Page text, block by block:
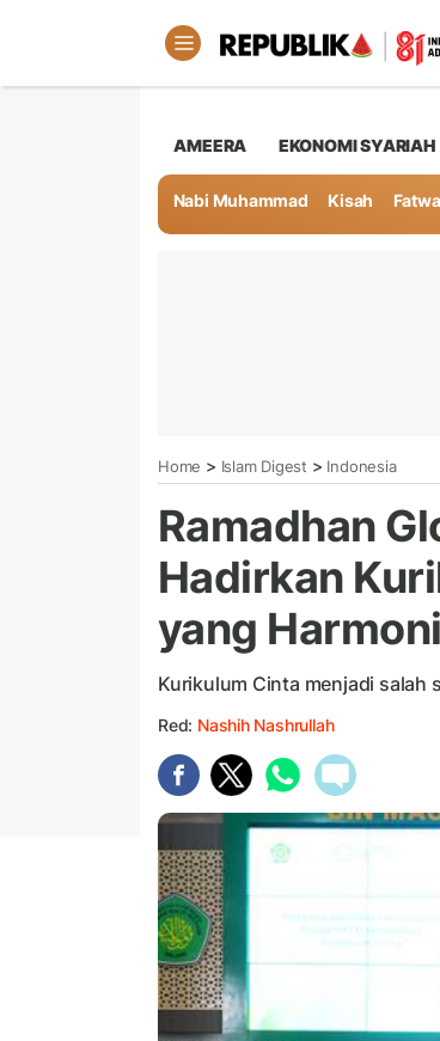
AMEERA EKONOMI SYARIAH
Nabi Muhammad Kisah Fatwa
Home > Islam Digest > Indonesia
Ramadhan
Hadirkan
yang
Kurikulum Cinta menjadi salah
Red: Nashih Nashrullah